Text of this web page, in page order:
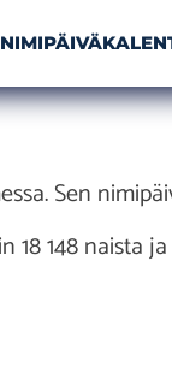
Sen
148 naista